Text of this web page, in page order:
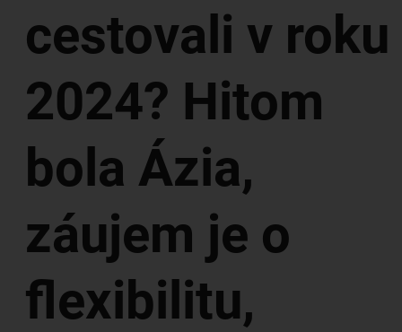
cestovali v roku
2024? Hitom
bola Ázia,
záujem je o
flexibilitu,